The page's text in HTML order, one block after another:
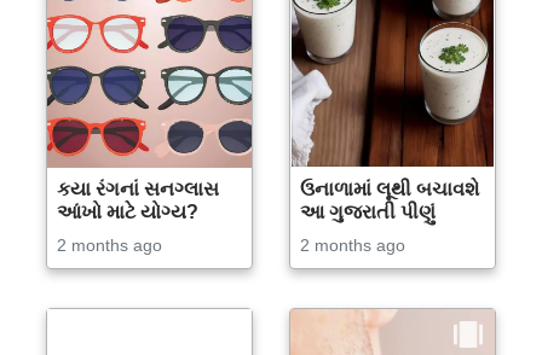
કયા રંગનાં સનગ્લાસ
આંખો માટે યોગ્ય?
2 months ago
ઉનાળામાં લૂથી બચાવશે
આ ગુજરાતી પીણું
2 months ago